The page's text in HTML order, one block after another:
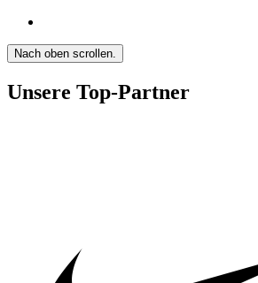
Nach oben scrollen.
Unsere Top-Partner